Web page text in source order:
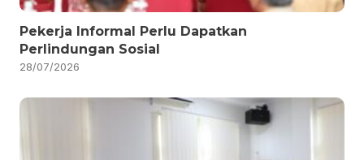
Pekerja Informal Perlu Dapatkan
Perlindungan Sosial
28/07/2026